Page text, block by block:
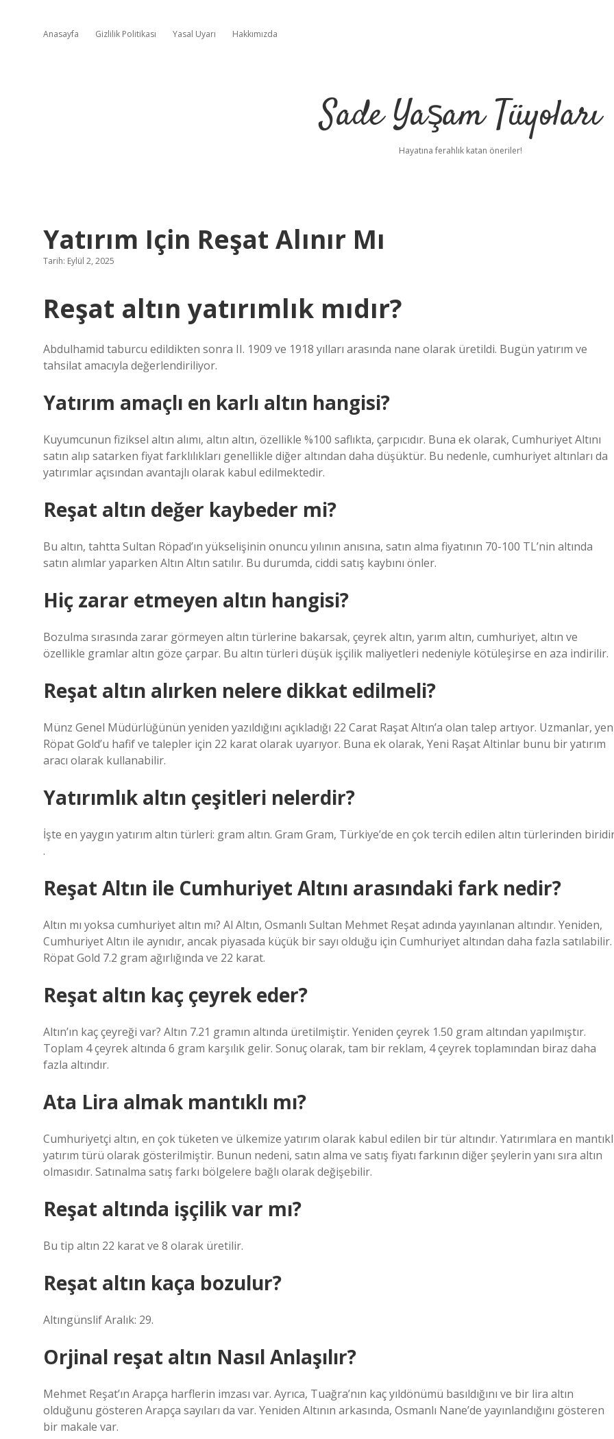
Anasayfa Gizlilik Politikası Yasal Uyarı Hakkımızda
Sade Yaşam Tüyoları
Hayatına ferahlık katan öneriler!
Yatırım Için Reşat Alınır Mı
Tarih: Eylül 2, 2025
Reşat altın yatırımlık mıdır?
Abdulhamid taburcu edildikten sonra II. 1909 ve 1918 yılları arasında nane olarak üretildi. Bugün yatırım ve
tahsilat amacıyla değerlendiriliyor.
Yatırım amaçlı en karlı altın hangisi?
Kuyumcunun fiziksel altın alımı, altın altın, özellikle %100 saflıkta, çarpıcıdır. Buna ek olarak, Cumhuriyet Altını
satın alıp satarken fiyat farklılıkları genellikle diğer altından daha düşüktür. Bu nedenle, cumhuriyet altınları da
yatırımlar açısından avantajlı olarak kabul edilmektedir.
Reşat altın değer kaybeder mi?
Bu altın, tahtta Sultan Röpad’ın yükselişinin onuncu yılının anısına, satın alma fiyatının 70-100 TL’nin altında
satın alımlar yaparken Altın Altın satılır. Bu durumda, ciddi satış kaybını önler.
Hiç zarar etmeyen altın hangisi?
Bozulma sırasında zarar görmeyen altın türlerine bakarsak, çeyrek altın, yarım altın, cumhuriyet, altın ve
özellikle gramlar altın göze çarpar. Bu altın türleri düşük işçilik maliyetleri nedeniyle kötüleşirse en aza indirilir.
Reşat altın alırken nelere dikkat edilmeli?
Münz Genel Müdürlüğünün yeniden yazıldığını açıkladığı 22 Carat Raşat Altın’a olan talep artıyor. Uzmanlar,
Röpat Gold’u hafif ve talepler için 22 karat olarak uyarıyor. Buna ek olarak, Yeni Raşat Altinlar bunu bir yatırım
aracı olarak kullanabilir.
Yatırımlık altın çeşitleri nelerdir?
İşte en yaygın yatırım altın türleri: gram altın. Gram Gram, Türkiye’de en çok tercih edilen altın türlerinden
.
Reşat Altın ile Cumhuriyet Altını arasındaki fark nedir?
Altın mı yoksa cumhuriyet altın mı? Al Altın, Osmanlı Sultan Mehmet Reşat adında yayınlanan altındır. Yeniden,
Cumhuriyet Altın ile aynıdır, ancak piyasada küçük bir sayı olduğu için Cumhuriyet altından daha fazla satılabilir.
Röpat Gold 7.2 gram ağırlığında ve 22 karat.
Reşat altın kaç çeyrek eder?
Altın’ın kaç çeyreği var? Altın 7.21 gramın altında üretilmiştir. Yeniden çeyrek 1.50 gram altından yapılmıştır.
Toplam 4 çeyrek altında 6 gram karşılık gelir. Sonuç olarak, tam bir reklam, 4 çeyrek toplamından biraz daha
fazla altındır.
Ata Lira almak mantıklı mı?
Cumhuriyetçi altın, en çok tüketen ve ülkemize yatırım olarak kabul edilen bir tür altındır. Yatırımlara en
yatırım türü olarak gösterilmiştir. Bunun nedeni, satın alma ve satış fiyatı farkının diğer şeylerin yanı sıra altın
olmasıdır. Satınalma satış farkı bölgelere bağlı olarak değişebilir.
Reşat altında işçilik var mı?
Bu tip altın 22 karat ve 8 olarak üretilir.
Reşat altın kaça bozulur?
Altıngünslif Aralık: 29.
Orjinal reşat altın Nasıl Anlaşılır?
Mehmet Reşat’ın Arapça harflerin imzası var. Ayrıca, Tuağra’nın kaç yıldönümü basıldığını ve bir lira altın
olduğunu gösteren Arapça sayıları da var. Yeniden Altının arkasında, Osmanlı Nane’de yayınlandığını gösteren
bir makale var.